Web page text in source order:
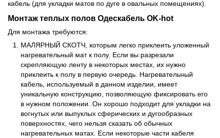
кабель (для укладки матов по дуге в овальных помещениях).
Монтаж теплых полов Одескабель OK-hot
Для монтажа требуются:
МАЛЯРНЫЙ СКОТЧ, которым легко приклеить уложенный
нагревательный мат к полу. Если вы разрезали
скрепляющую ленту в некоторых местах, их нужно
приклеить к полу в первую очередь. Нагревательный
кабель, используемый в данном изделии, имеет
уникальную конструкцию, позволяющую фиксировать его
в нужном положении. Он хорошо подходит для укладки на
вогнутых или выпуклых сферических и дугообразных
поверхностях, чего нельзя сказать об обычных
нагревательных матах. Если некоторые части кабеля